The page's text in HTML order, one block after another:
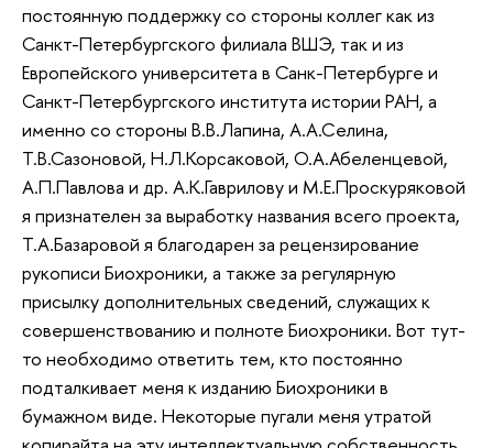
постоянную поддержку со стороны коллег как из
Санкт-Петербургского филиала ВШЭ, так и из
Европейского университета в Санк-Петербурге и
Санкт-Петербургского института истории РАН, а
именно со стороны В.В.Лапина, А.А.Селина,
Т.В.Сазоновой, Н.Л.Корсаковой, О.А.Абеленцевой,
А.П.Павлова и др. А.К.Гаврилову и М.Е.Проскуряковой
я признателен за выработку названия всего проекта,
Т.А.Базаровой я благодарен за рецензирование
рукописи Биохроники, а также за регулярную
присылку дополнительных сведений, служащих к
совершенствованию и полноте Биохроники. Вот тут-
то необходимо ответить тем, кто постоянно
подталкивает меня к изданию Биохроники в
бумажном виде. Некоторые пугали меня утратой